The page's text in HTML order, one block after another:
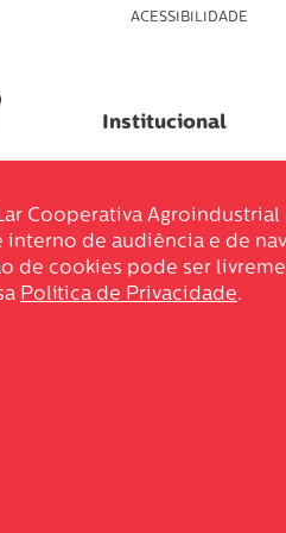
ACESSIBILIDADE
Institucional
Cooperativa
interno de audiência e de
de cookies pode ser
Política de Privacidade.